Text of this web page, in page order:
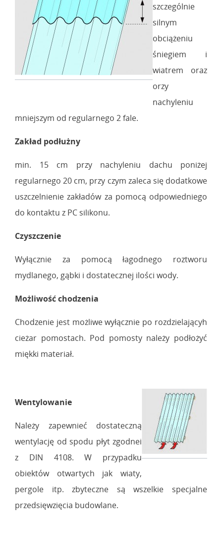
szczególnie
silnym
obciążeniu
śniegiem i
wiatrem oraz
orzy
nachyleniu
mniejszym od regularnego 2 fale.
Zakład podłużny
min. 15 cm przy nachyleniu dachu poniżej
regularnego 20 cm, przy czym zaleca się dodatkowe
uszczelnienie zakładów za pomocą odpowiedniego
do kontaktu z PC silikonu.
Czyszczenie
Wyłącznie za pomocą łagodnego roztworu
mydlanego, gąbki i dostatecznej ilości wody.
Możliwość chodzenia
Chodzenie jest możliwe wyłącznie po rozdzielającyh
cieżar pomostach. Pod pomosty należy podłożyć
miękki materiał.
Wentylowanie
Należy zapewnieć dostateczną
wentylację od spodu płyt zgodnei
z DIN 4108. W przypadku
obiektów otwartych jak wiaty,
pergole itp. zbyteczne są wszelkie specjalne
przedsięwzięcia budowlane.